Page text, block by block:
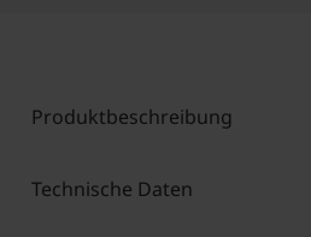
Produktbeschreibung
Technische Daten